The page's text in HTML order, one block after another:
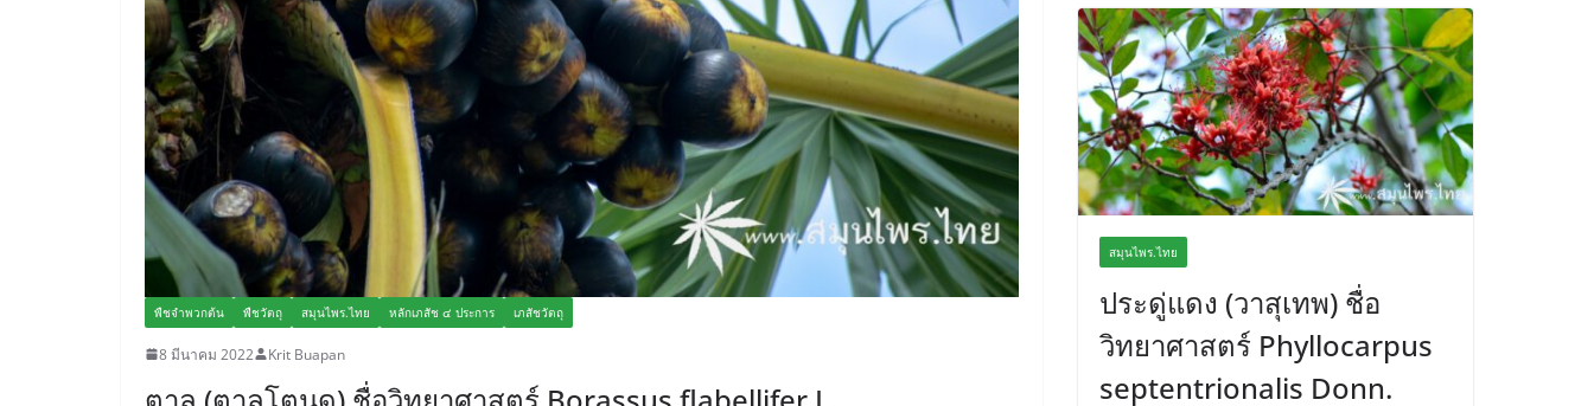
พืชจำพวกต้น พืชวัตถุ สมุนไพร.ไทย หลักเภสัช ๔ ประการ เภสัชวัตถุ
8 มีนาคม 2022 Krit Buapan
สมุนไพร.ไทย
ประดู่แดง (วาสุเทพ) ชื่อ
วิทยาศาสตร์ Phyllocarpus
septentrionalis Donn.